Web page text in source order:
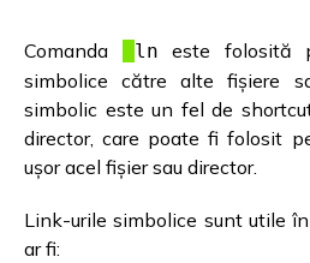
Comanda ln este folosită
simbolice către alte fișiere
simbolic este un fel de
director, care poate fi folosit
ușor acel fișier sau director.
Link-urile simbolice sunt utile
ar fi: